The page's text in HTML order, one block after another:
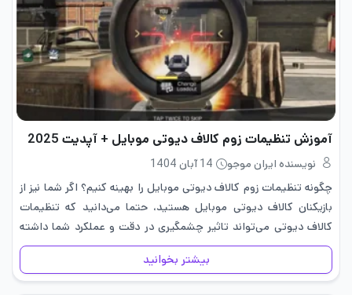
آموزش تنظیمات زوم کالاف دیوتی موبایل + آپدیت 2025
نویسنده ایران موجو
14 آبان 1404
چگونه تنظیمات زوم کالاف دیوتی موبایل را بهینه کنیم؟ اگر شما نیز از
بازیکنان کالاف دیوتی موبایل هستید، حتما می‌دانید که تنظیمات
کالاف دیوتی می‌تواند تاثیر چشمگیری در دقت و عملکرد شما داشته
باشد. در این مقاله، به بررسی نحوه‌ی…
بیشتر بخوانید